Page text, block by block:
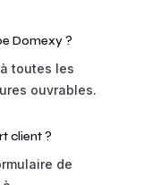
Domexy ?
toutes les
ouvrables.
client ?
de